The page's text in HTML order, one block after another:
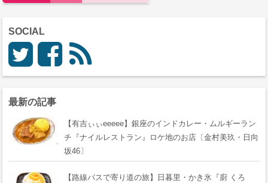
SOCIAL
最新の記事
【有吉ぃぃeeeee】銀座のインドカレー・ムルギーラン
チ『ナイルレストラン』ロケ地のお店〔金村美玖・日向
坂46〕
【路線バスで寄り道の旅】日暮里・かき氷『廚 くろ